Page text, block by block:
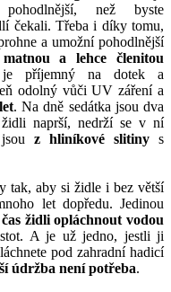
než byste
čekali. Třeba i díky tomu,
a umožní pohodlnější
matnou a lehce členitou
příjemný na dotek a
odolný vůči UV záření a
. Na dně sedátka jsou dva
naprší, nedrží se v ní
jsouz hliníkové slitiny s
tak, aby si židle i bez větší
let dopředu. Jedinou
židli opláchnout vodou
A je už jedno, jestli ji
pod zahradní hadicí
údržba není potřeba.